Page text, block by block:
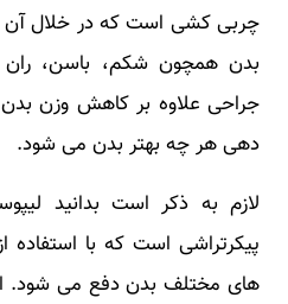
چربی کشی است که در خلال
بدن همچون شکم، باسن،
جراحی علاوه بر کاهش وزن
دهی هر چه بهتر بدن می شود.
لازم به ذکر است بدانید
پیکرتراشی است که با
های مختلف بدن دفع می شود.